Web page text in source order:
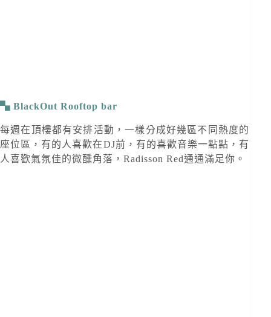
BlackOut Rooftop bar
每週在頂樓都有安排活動，一樣分成好幾區不同熱度的
座位區，有的人喜歡在DJ前，有的喜歡音樂一點點，有
人喜歡氣氛佳的微醺角落，Radisson Red通通滿足你。